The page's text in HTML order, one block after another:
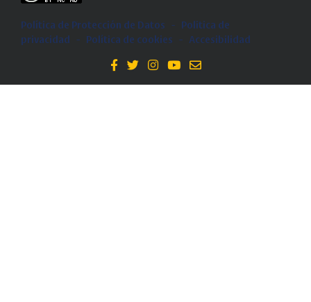
Política de Protección de Datos - Politica de
privacidad
- Política de cookies - Accesibilidad